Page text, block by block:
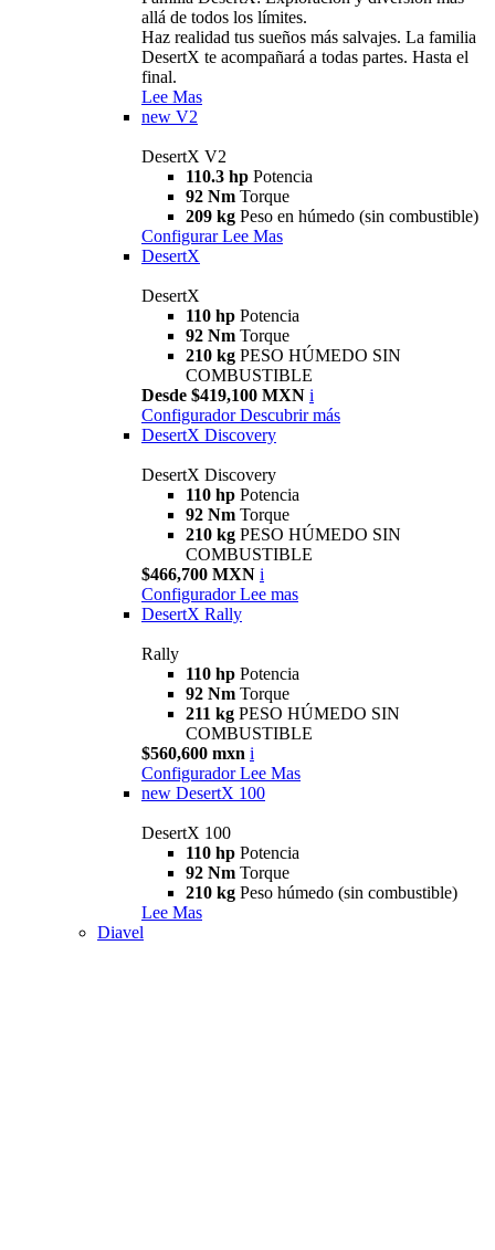
allá de todos los límites.
Haz realidad tus sueños más salvajes. La familia
DesertX te acompañará a todas partes. Hasta el
final.
Lee Mas
new V2
DesertX V2
110.3 hp Potencia
92 Nm Torque
209 kg Peso en húmedo (sin combustible)
Configurar Lee Mas
DesertX
DesertX
110 hp Potencia
92 Nm Torque
210 kg PESO HÚMEDO SIN
COMBUSTIBLE
Desde $419,100 MXN i
Configurador Descubrir más
DesertX Discovery
DesertX Discovery
110 hp Potencia
92 Nm Torque
210 kg PESO HÚMEDO SIN
COMBUSTIBLE
$466,700 MXN i
Configurador Lee mas
DesertX Rally
Rally
110 hp Potencia
92 Nm Torque
211 kg PESO HÚMEDO SIN
COMBUSTIBLE
$560,600 mxn i
Configurador Lee Mas
new DesertX 100
DesertX 100
110 hp Potencia
92 Nm Torque
210 kg Peso húmedo (sin combustible)
Lee Mas
Diavel